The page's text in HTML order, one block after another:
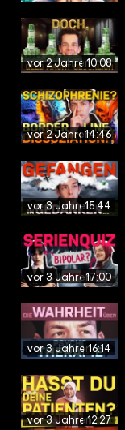
vor 2 Jahren10:08
vor 2 Jahren14:46
vor 3 Jahren15:44
vor 3 Jahren17:00
vor 3 Jahren16:14
vor 3 Jahren12:27